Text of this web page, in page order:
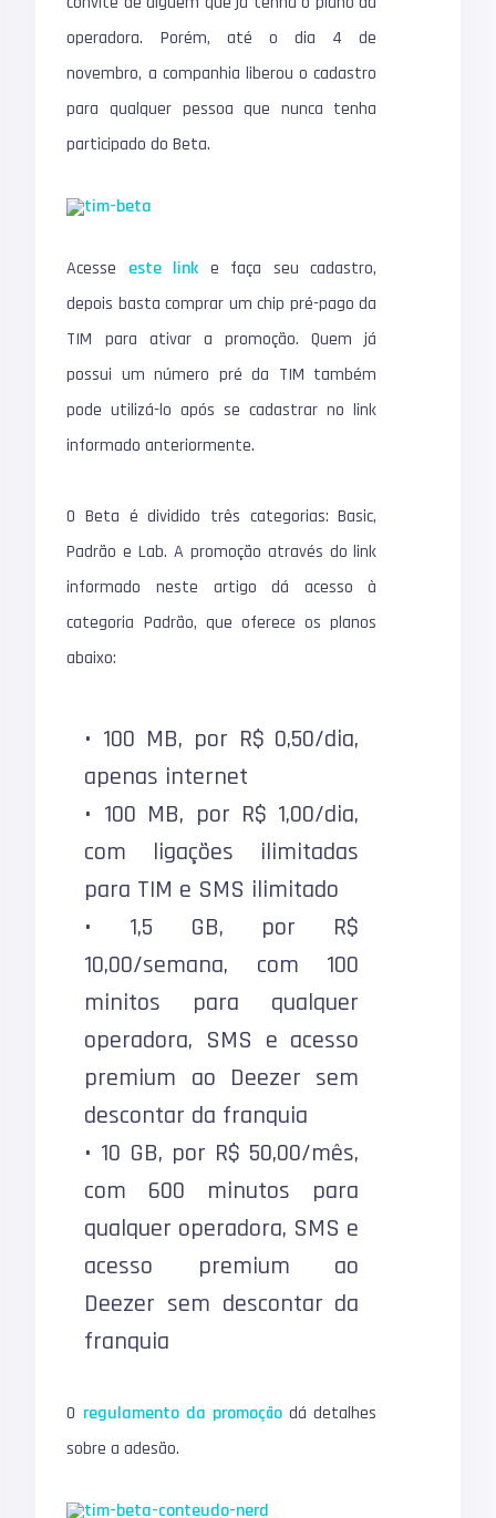
operadora. Porém, até o dia 4 de
novembro, a companhia liberou o cadastro
para qualquer pessoa que nunca tenha
participado do Beta.
Acesse este link e faça seu cadastro,
depois basta comprar um chip pré-pago da
TIM para ativar a promoção. Quem já
possui um número pré da TIM também
pode utilizá-lo após se cadastrar no link
informado anteriormente.
O Beta é dividido três categorias: Basic,
Padrão e Lab. A promoção através do link
informado neste artigo dá acesso à
categoria Padrão, que oferece os planos
abaixo:
• 100 MB, por R$ 0,50/dia,
apenas internet
• 100 MB, por R$ 1,00/dia,
com ligações ilimitadas
para TIM e SMS ilimitado
• 1,5 GB, por R$
10,00/semana, com 100
minitos para qualquer
operadora, SMS e acesso
premium ao Deezer sem
descontar da franquia
• 10 GB, por R$ 50,00/mês,
com 600 minutos para
qualquer operadora, SMS e
acesso premium ao
Deezer sem descontar da
franquia
O regulamento da promoção dá detalhes
sobre a adesão.